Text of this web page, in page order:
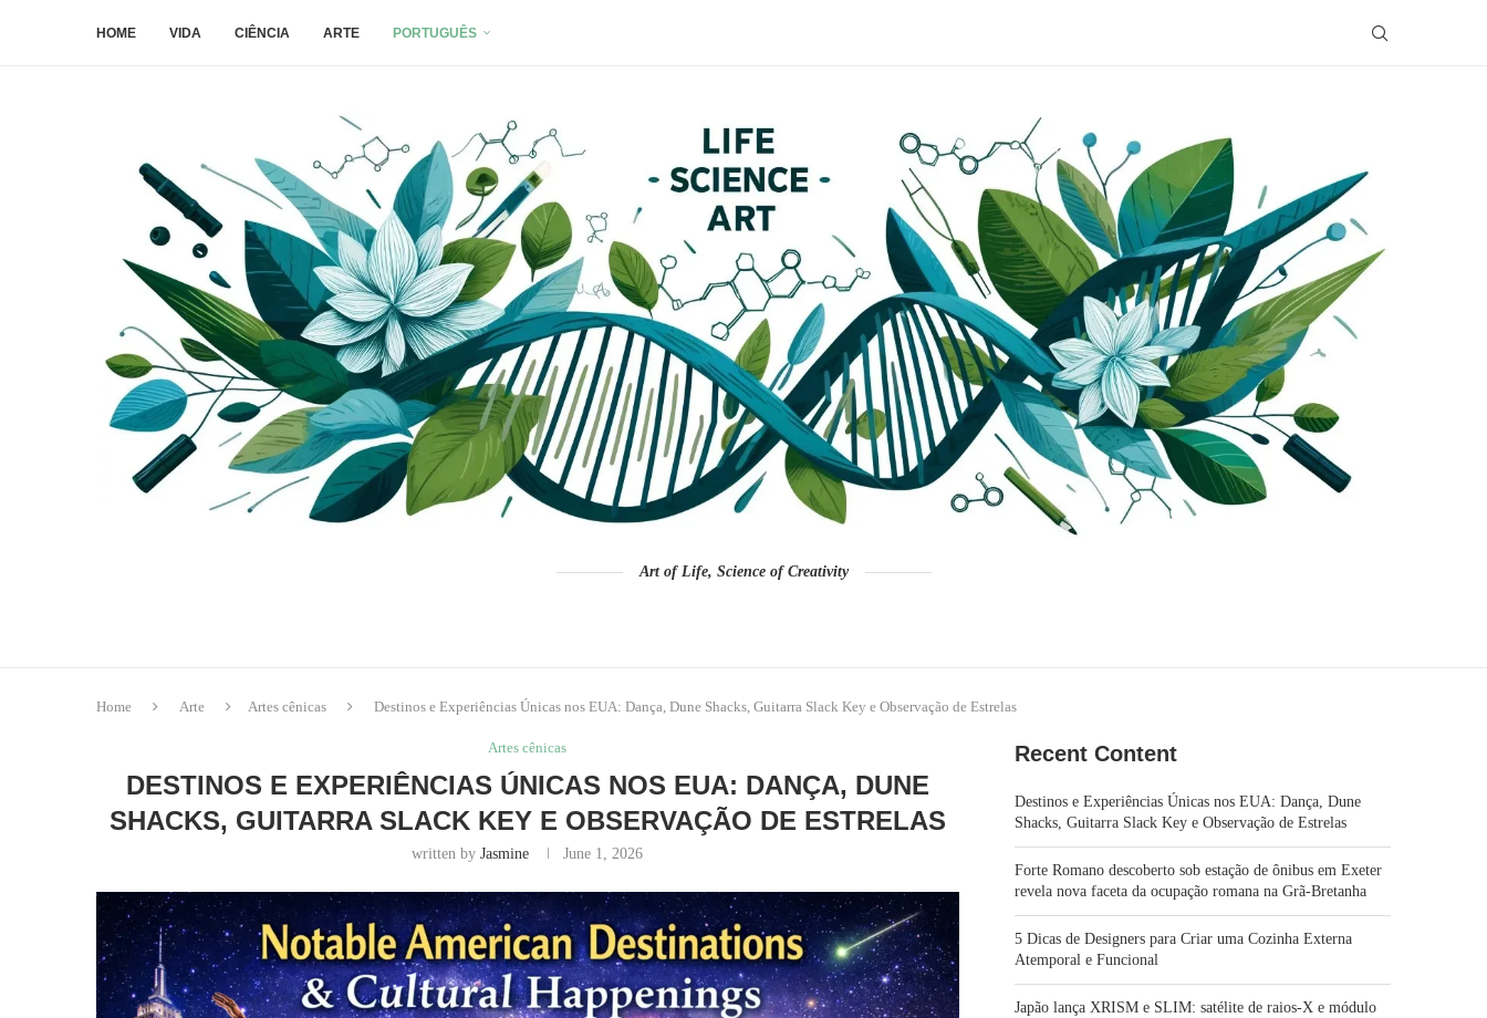
HOME VIDA CIÊNCIA ARTE PORTUGUÊS
Art of Life, Science of Creativity
Home Arte Artes cênicas Destinos e Experiências Únicas nos EUA: Dança, Dune Shacks, Guitarra Slack Key e Observação de Estrelas
Artes cênicas
DESTINOS E EXPERIÊNCIAS ÚNICAS NOS EUA: DANÇA, DUNE
SHACKS, GUITARRA SLACK KEY E OBSERVAÇÃO DE ESTRELAS
written byJasmine June 1, 2026
Recent Content
Destinos e Experiências Únicas nos EUA: Dança, Dune
Shacks, Guitarra Slack Key e Observação de Estrelas
Forte Romano descoberto sob estação de ônibus em Exeter
revela nova faceta da ocupação romana na Grã‑Bretanha
5 Dicas de Designers para Criar uma Cozinha Externa
Atemporal e Funcional
Japão lança XRISM e SLIM: satélite de raios-X e módulo